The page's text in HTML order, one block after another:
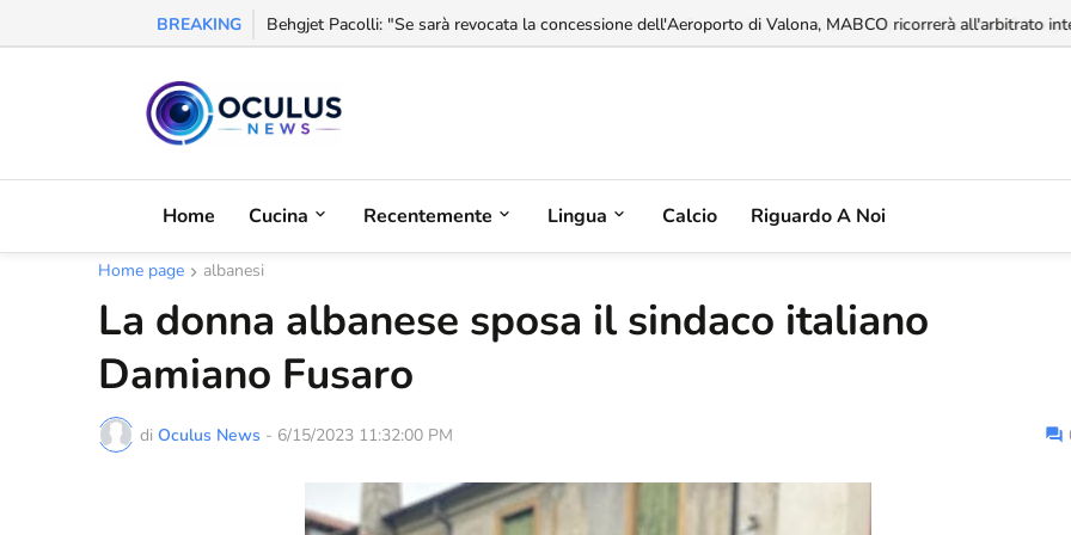
BREAKING Behgjet Pacolli: "Se sarà revocata la concessione dell'Aeroporto di Valona, MABCO ricorrerà all'arbitrato
Home Cucina Recentemente Lingua Calcio Riguardo A Noi
Home page albanesi
La donna albanese sposa il sindaco italiano
Damiano Fusaro
di Oculus News - 6/15/2023 11:32:00 PM